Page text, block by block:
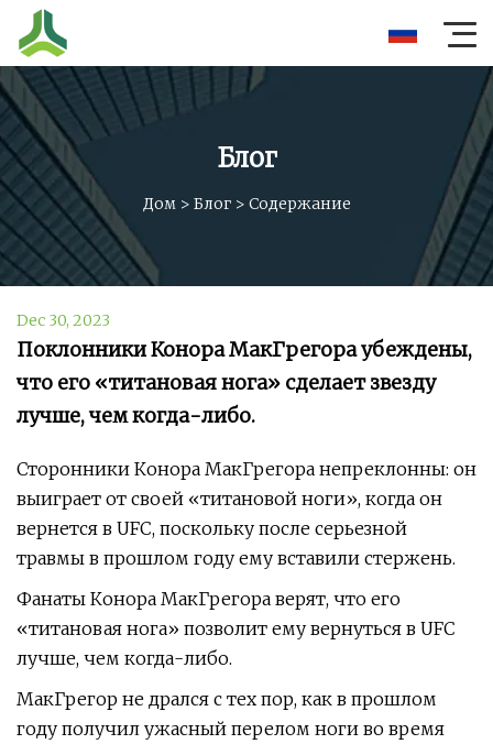
Блог
Дом > Блог> Содержание
Dec 30, 2023
Поклонники Конора МакГрегора убеждены,
что его «титановая нога» сделает звезду
лучше, чем когда-либо.
Сторонники Конора МакГрегора непреклонны: он
выиграет от своей «титановой ноги», когда он
вернется в UFC, поскольку после серьезной
травмы в прошлом году ему вставили стержень.
Фанаты Конора МакГрегора верят, что его
«титановая нога» позволит ему вернуться в UFC
лучше, чем когда-либо.
МакГрегор не дрался с тех пор, как в прошлом
году получил ужасный перелом ноги во время